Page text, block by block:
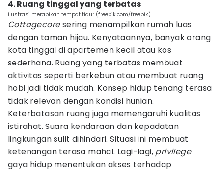
4. Ruang tinggal yang terbatas
ilustrasi merapikan tempat tidur (freepik.com/freepik)
Cottagecoresering menampilkan rumah luas
dengan taman hijau. Kenyataannya, banyak orang
kota tinggal di apartemen kecil atau kos
sederhana. Ruang yang terbatas membuat
aktivitas seperti berkebun atau membuat ruang
hobi jadi tidak mudah. Konsep hidup tenang terasa
tidak relevan dengan kondisi hunian.
Keterbatasan ruang juga memengaruhi kualitas
istirahat. Suara kendaraan dan kepadatan
lingkungan sulit dihindari. Situasi ini membuat
ketenangan terasa mahal. Lagi-lagi, privilege
gaya hidup menentukan akses terhadap